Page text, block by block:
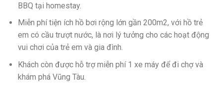
BBQ tại homestay.
Miễn phí tiện ích hồ bơi rộng lớn gần 200m2, với hồ trẻ
em có cầu trượt nước, là nơi lý tưởng cho các hoạt động
vui chơi của trẻ em và gia đình.
Khách còn được hỗ trợ miễn phí 1 xe máy để đi chợ và
khám phá Vũng Tàu.